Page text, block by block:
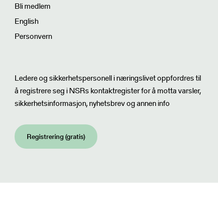
Bli medlem
English
Personvern
Nyhetsbrev
Ledere og sikkerhetspersonell i næringslivet oppfordres til
å registrere seg i NSRs kontaktregister for å motta varsler,
sikkerhetsinformasjon, nyhetsbrev og annen info
Registrering (gratis)